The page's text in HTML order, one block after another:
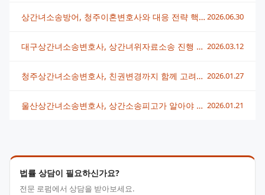
법률 상담이 필요하신가요?
전문 로펌에서 상담을 받아보세요.
상간녀소송방어, 청주이혼변호사와 대응 전략 핵심 정리 2026.06.30
대구상간녀소송변호사, 상간녀위자료소송 진행 과정과 대응책 2026.03.12
청주상간녀소송변호사, 친권변경까지 함께 고려해야 하는 이유 2026.01.27
울산상간녀소송변호사, 상간소송피고가 알아야 할 법적 대응 전략 완벽 정리 2026.01.21